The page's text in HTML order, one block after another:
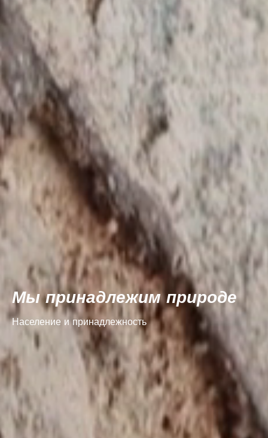
Мы принадлежим природе
Население и принадлежность